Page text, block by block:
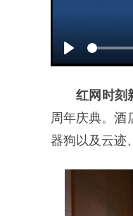
Play
红网时刻
周年庆典。酒
器狗以及云迹